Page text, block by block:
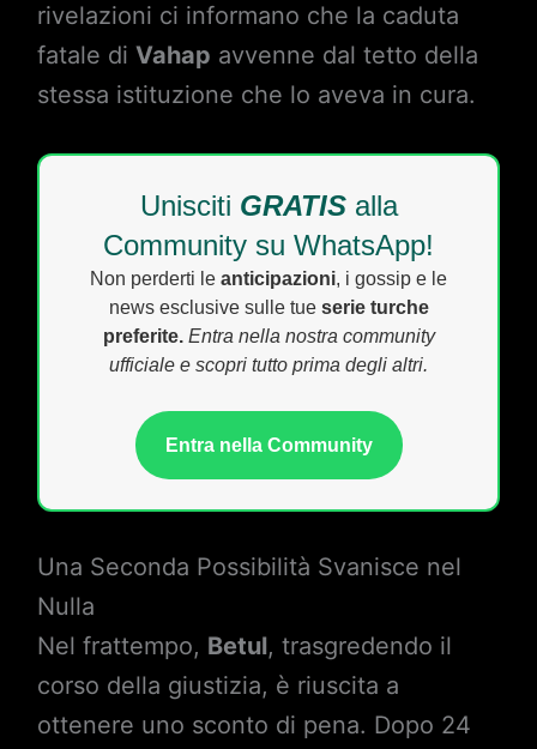
rivelazioni ci informano che la caduta
fatale di Vahap avvenne dal tetto della
stessa istituzione che lo aveva in cura.
Unisciti GRATISalla
Community su WhatsApp!
Non perderti le anticipazioni, i gossip e le
news esclusive sulle tue serie turche
preferite. Entra nella nostra community
ufficiale e scopri tutto prima degli altri.
Entra nella Community
Una Seconda Possibilità Svanisce nel
Nulla
Nel frattempo, Betul, trasgredendo il
corso della giustizia, è riuscita a
ottenere uno sconto di pena. Dopo 24